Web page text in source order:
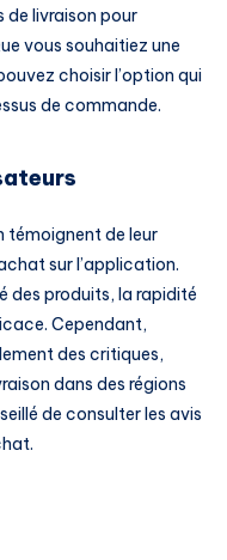
de livraison pour
vous souhaitiez une
choisir l’option qui
de commande.
témoignent de leur
sur l’application.
des produits, la rapidité
Cependant,
des critiques,
dans des régions
de consulter les avis